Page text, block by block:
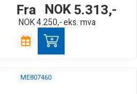
Fra NOK5.313,-
NOK4.250,-eks. mva
ME807460